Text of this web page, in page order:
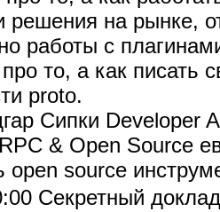
решения на рынке,
работы с
то, а как писать
proto.
Сипки Developer
& Open Source
open source
Секретный